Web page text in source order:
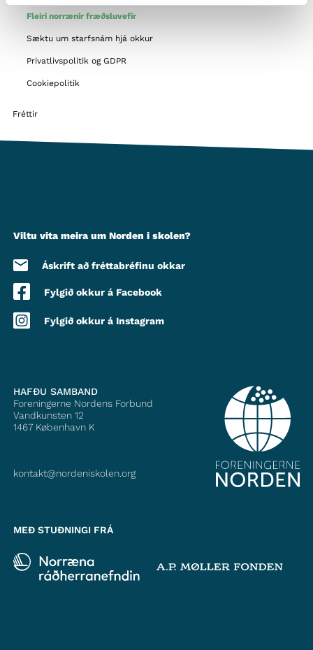
Fleiri norrænir fræðsluvefir
Sæktu um starfsnám hjá okkur
Privatlivspolitik og GDPR
Cookiepolitik
Fréttir
Viltu vita meira um Norden i skolen?
Áskrift að fréttabréfinu okkar
Fylgið okkur á Facebook
Fylgið okkur á Instagram
HAFÐU SAMBAND
Foreningerne Nordens Forbund
Vandkunsten 12
1467 København K
kontakt@nordeniskolen.org
MEÐ STUÐNINGI FRÁ